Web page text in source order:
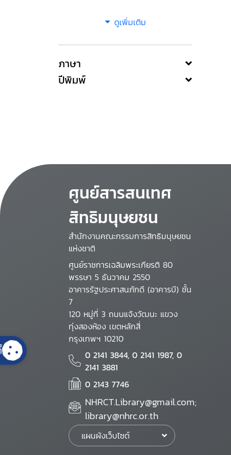
ดูเพิ่มเติม
ภาษา
ปีพิมพ์
ศูนย์สารสนเทศ
สิทธิมนุษยชน
สำนักงานคณะกรรมการสิทธิมนุษยชน
แห่งชาติ
ศูนย์ราชการเฉลิมพระเกียรติ 80
พรรษา 5 ธันวาคม 2550
อาคารรัฐประศาสนภักดี (อาคารบี) ชั้น
7
120 หมู่ที่ 3 ถนนแจ้งวัฒนะ แขวง
ทุ่งสองห้อง เขตหลักสี่
กรุงเทพฯ 10210
0 2141 3844, 0 2141 1987, 0
2141 3881
0 2143 7746
NHRCT.Library@gmail.com;
library@nhrc.or.th
แผนผังเว็บไซต์